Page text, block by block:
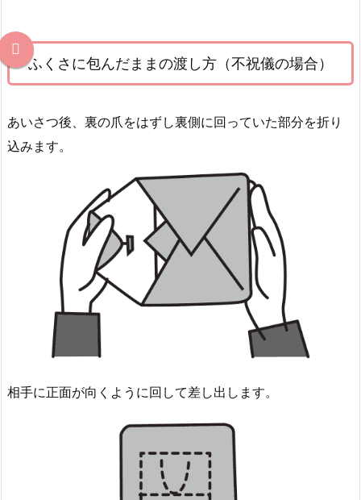
ふくさに包んだままの渡し方（不祝儀の場合）
あいさつ後、裏の爪をはずし裏側に回っていた部分を折り
込みます。
相手に正面が向くように回して差し出します。